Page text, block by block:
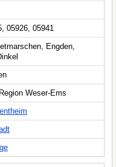
05926, 05941
Engden,
Weser-Ems